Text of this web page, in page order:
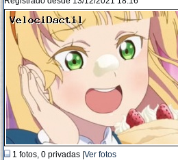
1 fotos, 0 privadas | Ver fotos